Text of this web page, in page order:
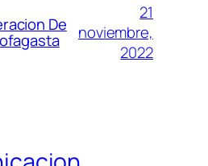
De
21
noviembre,
2022